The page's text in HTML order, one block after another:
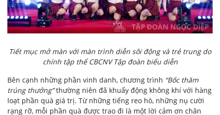
Tiết mục mở màn với màn trình diễn sôi động và trẻ trung do
chính tập thể CBCNV Tập đoàn biểu diễn
Bên cạnh những phần vinh danh, chương trình “Bốc thăm
trúng thưởng”thường niên đã khuấy động không khí với hàng
loạt phần quà giá trị. Từ những tiếng reo hò, những nụ cười
rạng rỡ, mỗi phần quà được trao đi là một lời cảm ơn chân